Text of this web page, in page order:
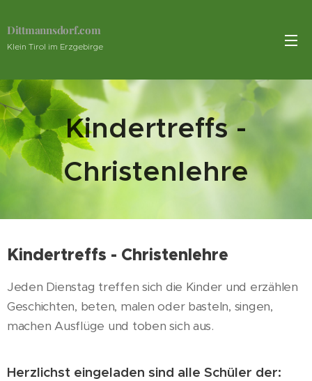
Dittmannsdorf.com
Klein Tirol im Erzgebirge
Kindertreffs -
Christenlehre
Kindertreffs - Christenlehre
Jeden Dienstag treffen sich die Kinder und erzählen
Geschichten, beten, malen oder basteln, singen,
machen Ausflüge und toben sich aus.
Herzlichst eingeladen sind alle Schüler der: